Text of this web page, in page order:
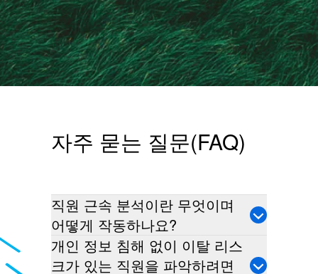
자주 묻는 질문(FAQ)
직원 근속 분석이란 무엇이며
어떻게 작동하나요?
개인 정보 침해 없이 이탈 리스
크가 있는 직원을 파악하려면